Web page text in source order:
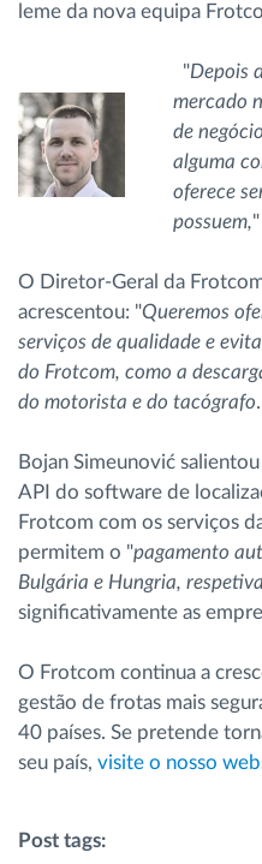
atividade da frota
Calculadora de
leme da nova equipa
"Depois
mercado
de
alguma
oferece
possuem,
O Diretor-Geral da
acrescentou: "Queremos
serviços de qualidade e
do Frotcom, como a
do motorista e do tacógrafo.
Bojan Simeunović
API do software de
Frotcom com os serviços
permitem o "pagamento
Bulgária e Hungria,
significativamente as
O Frotcom continua a
gestão de frotas mais
40 países. Se pretende
seu país, visite o nosso
Post tags: